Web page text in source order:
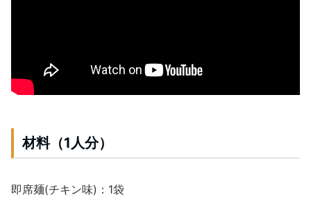
材料（1人分）
即席麺(チキン味)：1袋